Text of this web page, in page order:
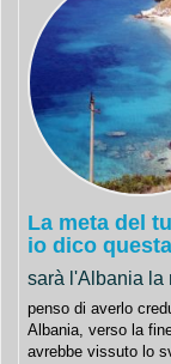
La meta del
io dico questa
sarà l'Albania la
penso di averlo
Albania, verso la
avrebbe vissuto lo